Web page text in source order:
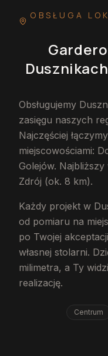
OBSŁUGA
Obsługujemy
zasięgu naszych
Najczęściej
miejscowościami:
Golejów.
Zdrój (ok. 8 km).
Każdy projekt w
od pomiaru na
po Twojej
własnej stolarni.
milimetra, a Ty
realizację.
Centrum